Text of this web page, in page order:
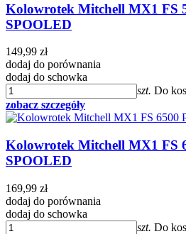
Kolowrotek Mitchell MX1 FS
SPOOLED
149,99 zł
dodaj do porównania
dodaj do schowka
szt. Do
zobacz szczegóły
Kolowrotek Mitchell MX1 FS
SPOOLED
169,99 zł
dodaj do porównania
dodaj do schowka
szt. Do